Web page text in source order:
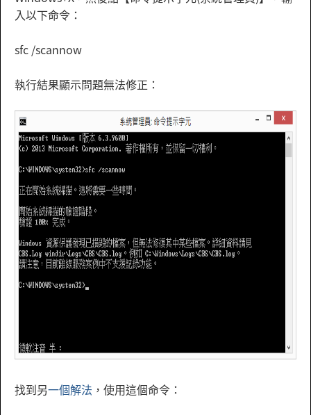
入以下命令：
sfc /scannow
執行結果顯示問題無法修正：
找到另一個解法 ，使用這個命令：